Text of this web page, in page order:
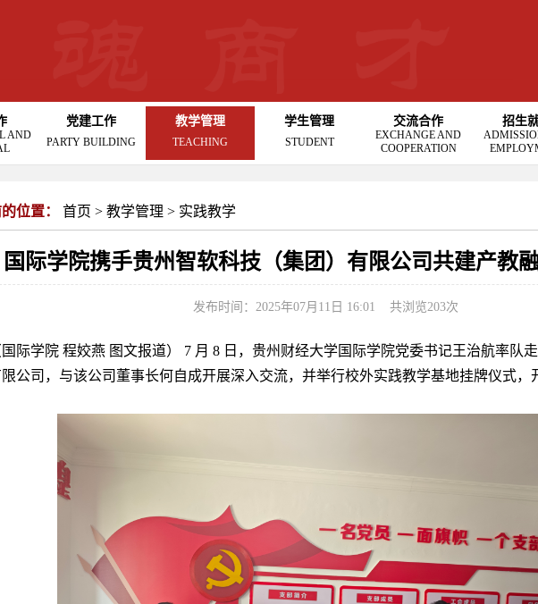
AND
党建工作
PARTY BUILDING
教学管理
TEACHING
学生管理
STUDENT
交流合作
EXCHANGE AND
COOPERATION
招生
位置： 首页 > 教学管理 > 实践教学
国际学院携手贵州智软科技（集团）有限公司共建产教
发布时间：2025年07月11日 16:01 共浏览203次
际学院 程姣燕 图文报道）
7 月 8 日，贵州财经大学国际学院党委书记王治航率队
公司，与该公司董事长何自成开展深入交流，并举行校外实践教学基地挂牌仪式，